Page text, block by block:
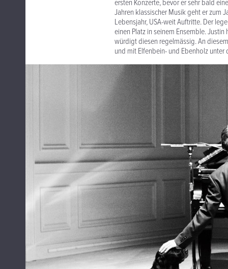
ersten Konzerte, bevor er sehr bald
Jahren klassischer Musik geht er zum
Lebensjahr, USA-weit Auftritte. Der
einen Platz in seinem Ensemble.
würdigt diesen regelmässig. An
und mit Elfenbein- und Ebenholz unter